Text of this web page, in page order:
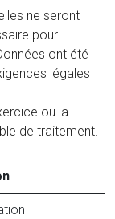
ne seront
pour
ont été
légales
ou la
de traitement.